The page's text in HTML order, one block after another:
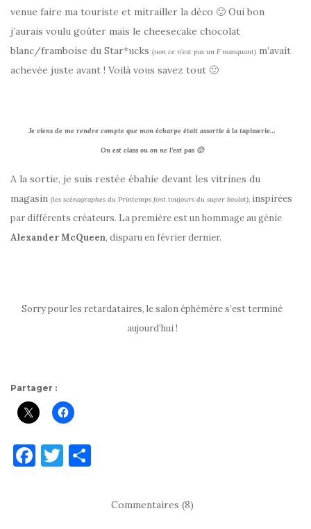
venue faire ma touriste et mitrailler la déco 🙂 Oui bon
j’aurais voulu goûter mais le cheesecake chocolat
blanc/framboise du Star*ucks (non ce n’est pas un F manquant) m’avait
achevée juste avant ! Voilà vous savez tout 🙂
Je viens de me rendre compte que mon écharpe était assortie à la tapisserie…
On est class ou on ne l’est pas 🙂
A la sortie, je suis restée ébahie devant les vitrines du
magasin (les scénographes du Printemps font toujours du super boulot), inspirées
par différents créateurs. La première est un hommage au génie
Alexander McQueen, disparu en février dernier.
Sorry pour les retardataires, le salon éphémère s’est terminé
aujourd’hui !
Partager :
F T
Commentaires (8)